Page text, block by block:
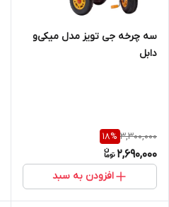
سه چرخه جی تویز مدل میکی‌و
دابل
3,300,000
18%
2,690,000
افزودن به سبد